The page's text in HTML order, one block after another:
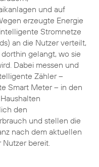
und auf
erzeugte Energie
Stromnetze
an die Nutzer verteilt,
dorthin gelangt, wo sie
Dabei messen und
Zähler –
Smart Meter – in den
den
und stellen die
nach dem aktuellen
Nutzer bereit.